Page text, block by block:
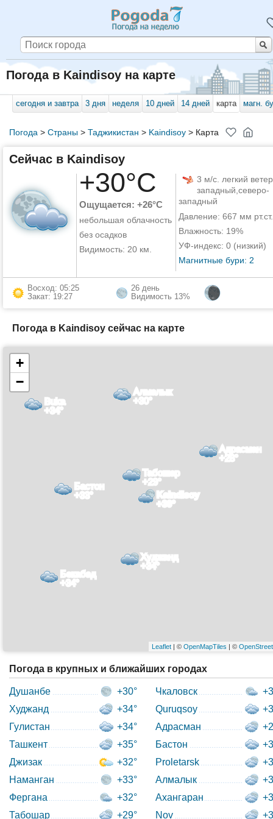
Погода в Kaindisoy на карте
сегодня и завтра 3 дня неделя 10 дней 14 дней карта магн.
Погода > Страны> Таджикистан > Kaindisoy> Карта
Сейчас в Kaindisoy
+30°C
Ощущается: +26°C
небольшая облачность
без осадков
Видимость: 20 км.
3 м/с. легкий
западный,северо-
западный
Давление: 667 мм рт.ст.
Влажность: 19%
УФ-индекс: 0 (низкий)
Магнитные бури: 2
Восход: 05:25
Закат: 19:27
26 день
Видимость 13%
Погода в Kaindisoy сейчас на карте
Kaindisoy
+30°
Худжанд
+34°
Алмалык
+30°
Адрасман
+28°
Бекабад
+34°
Buka
+34°
Бастон
+33°
Табошар
+29°
+
−
Leaflet | ©OpenMapTiles | ©
Погода в крупных и ближайших городах
Душанбе
+30°
Худжанд
+34°
Гулистан
+34°
Ташкент
+35°
Джизак
+32°
Наманган
+33°
Фергана
+32°
Табошар
+29°
Чкаловск
Quruqsoy
Адрасман
Бастон
Proletarsk
Алмалык
Ахангаран
Nov